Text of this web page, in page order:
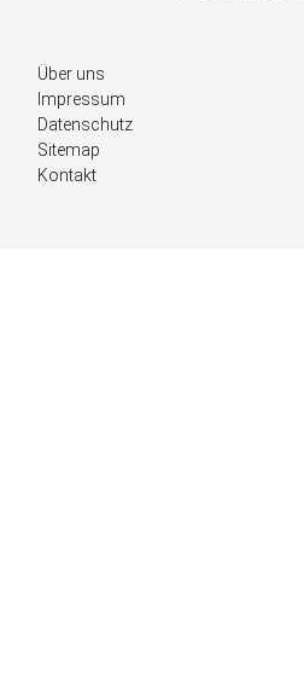
Navigation
überspringen
Über uns
Impressum
Datenschutz
Sitemap
Kontakt